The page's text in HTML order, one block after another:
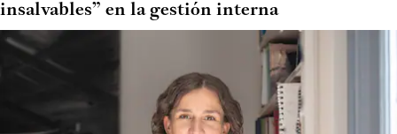
insalvables” en la gestión interna